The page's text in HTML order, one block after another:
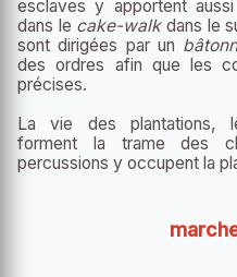
esclaves y apportent
dans le cake-walkdans le
sont dirigées par un
des ordres afin que les
précises.
La vie des plantations,
forment la trame des
percussions y occupent la